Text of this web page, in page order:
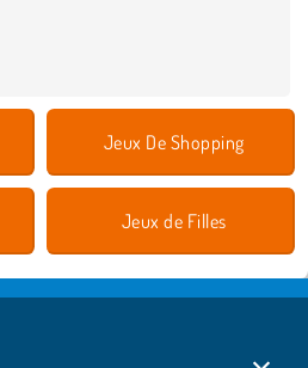
Jeux De Shopping
Jeux de Filles